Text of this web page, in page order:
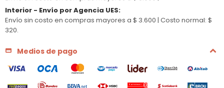
Interior - Envío por Agencia UES:
Envío sin costo en compras mayores a $ 3.600 | Costo normal: $
320.
Medios de pago